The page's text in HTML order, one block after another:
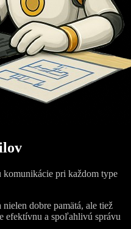
komunikácie pri každom type
nielen dobre pamätá, ale tiež
efektívnu a spoľahlivú správu